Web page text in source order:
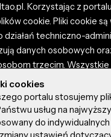
Korzystając z
cookie. Pliki cookie
działań techniczno-
danych osobowych
trzecim. Wszystkie
i materiałami
użytkowników.
nie ponosi
przez autorów
cookies
portalu stosujemy
usług na
do